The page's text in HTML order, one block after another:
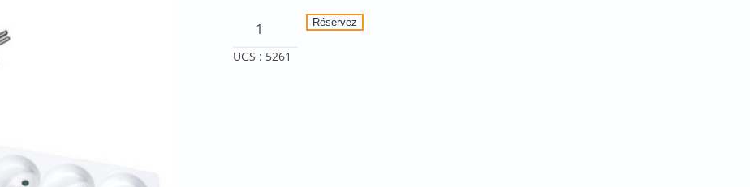
quantité
Multiprises
Réservez
UGS : 5261